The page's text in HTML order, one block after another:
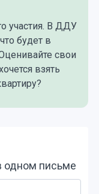
участия. В ДДУ
будет в
свои
взять
одном письме